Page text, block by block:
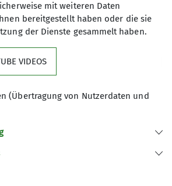
mit weiteren Daten
bereitgestellt haben oder die sie
der Dienste gesammelt haben.
VIDEOS
(Übertragung von Nutzerdaten und